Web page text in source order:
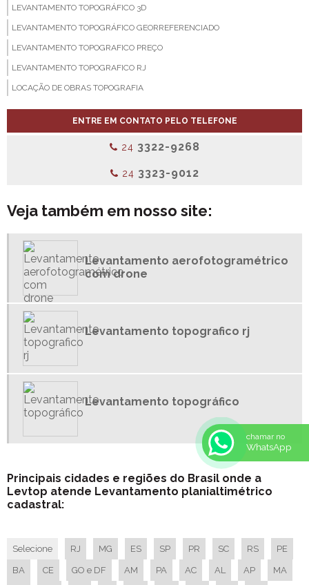
LEVANTAMENTO TOPOGRÁFICO 3D
LEVANTAMENTO TOPOGRÁFICO GEORREFERENCIADO
LEVANTAMENTO TOPOGRAFICO PREÇO
LEVANTAMENTO TOPOGRAFICO RJ
LOCAÇÃO DE OBRAS TOPOGRAFIA
MAPEAMENTO AÉREO COM DRONES
SERVIÇO DE GEORREFERENCIAMENTO
SERVIÇOS DE AGRIMENSURA
SERVIÇOS DE TOPOGRAFIA PREÇOS
TOPOGRAFIA RURAL
TOPOGRAFIA URBANA
ENTRE EM CONTATO PELO TELEFONE
24 3322-9268
24 3323-9012
Veja também em nosso site:
Levantamento aerofotogramétrico
com drone
Levantamento topografico rj
Levantamento topográfico
Principais cidades e regiões do Brasil onde a
Levtop atende Levantamento planialtimétrico
cadastral:
Selecione RJ MG ES SP PR SC RS PE
BA CE GO e DF AM PA AC AL AP MA
chamar no
WhatsApp